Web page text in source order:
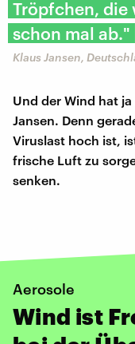
Tröpfchen, die
schon mal ab."
Klaus Jansen,
Und der Wind hat
Jansen. Denn
Viruslast hoch ist,
frische Luft zu
senken.
Aerosole
Wind ist